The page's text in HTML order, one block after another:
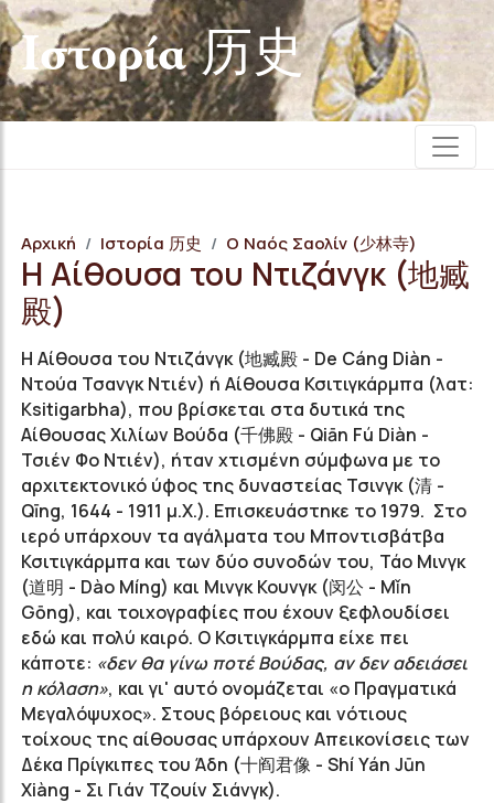
Iστορία 历史
Αρχική Iστορία 历史 Ο Ναός Σαολίν (少林寺)
Η Αίθουσα του Ντιζάνγκ (地臧
殿)
Η Αίθουσα του Ντιζάνγκ (地臧殿 - De Cáng Diàn -
Ντούα Τσανγκ Ντιέν) ή Αίθουσα Κσιτιγκάρμπα (λατ:
Ksitigarbha), που βρίσκεται στα δυτικά της
Αίθουσας Χιλίων Βούδα (千佛殿 - Qiān Fú Diàn -
Τσιέν Φο Ντιέν), ήταν χτισμένη σύμφωνα με το
αρχιτεκτονικό ύφος της δυναστείας Τσινγκ (清 -
Qīng, 1644 - 1911 μ.Χ.). Επισκευάστηκε το 1979. Στο
ιερό υπάρχουν τα αγάλματα του Μποντισβάτβα
Κσιτιγκάρμπα και των δύο συνοδών του, Τάο Μινγκ
(道明 - Dào Míng) και Μινγκ Κουνγκ (闵公 - Mǐn
Gōng), και τοιχογραφίες που έχουν ξεφλουδίσει
εδώ και πολύ καιρό. O Κσιτιγκάρμπα είχε πει
κάποτε: «δεν θα γίνω ποτέ Βούδας, αν δεν αδειάσει
η κόλαση», και γι' αυτό ονομάζεται «ο Πραγματικά
Μεγαλόψυχος». Στους βόρειους και νότιους
τοίχους της αίθουσας υπάρχουν Aπεικονίσεις των
Δέκα Πρίγκιπες του Άδη (十阎君像 - Shí Yán Jūn
Xiàng - Σι Γιάν Τζουίν Σιάνγκ).